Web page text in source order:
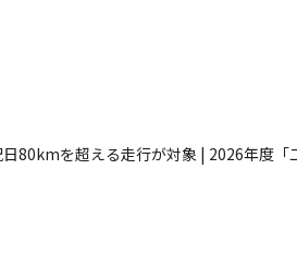
80kmを超える走行が対象 | 2026年度「